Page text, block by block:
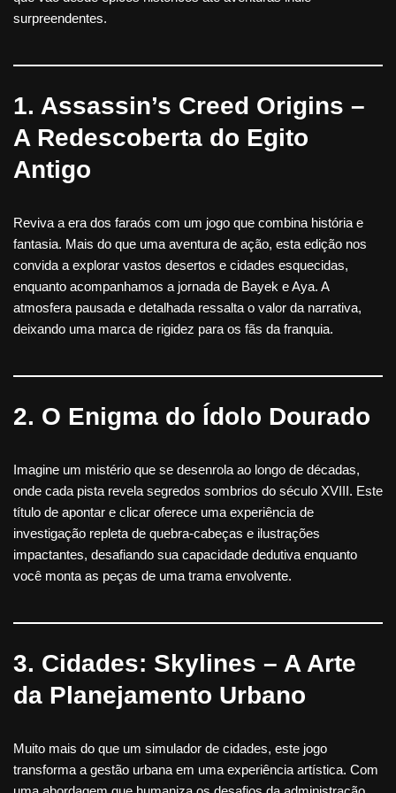
surpreendentes.
1. Assassin’s Creed Origins –
A Redescoberta do Egito
Antigo
Reviva a era dos faraós com um jogo que combina história e
fantasia. Mais do que uma aventura de ação, esta edição nos
convida a explorar vastos desertos e cidades esquecidas,
enquanto acompanhamos a jornada de Bayek e Aya. A
atmosfera pausada e detalhada ressalta o valor da narrativa,
deixando uma marca de rigidez para os fãs da franquia.
2. O Enigma do Ídolo Dourado
Imagine um mistério que se desenrola ao longo de décadas,
onde cada pista revela segredos sombrios do século XVIII. Este
título de apontar e clicar oferece uma experiência de
investigação repleta de quebra-cabeças e ilustrações
impactantes, desafiando sua capacidade dedutiva enquanto
você monta as peças de uma trama envolvente.
3. Cidades: Skylines – A Arte
da Planejamento Urbano
Muito mais do que um simulador de cidades, este jogo
transforma a gestão urbana em uma experiência artística. Com